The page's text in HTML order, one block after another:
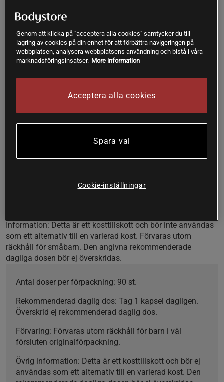
Vitamin-D bildas i huden när den exponeras för solens UV-
strålar. Vi som bor i de mörka nordiska länderna får inte
tillräckligt med sol och bildar därför lite D-vitamin. Detta gör
att en övervägande majoritet av Sveriges befolkning har
brist på denna viktiga vitamin.
För bevarande av normalt immunförsvar
50 μg/ kapsel
bevara normal muskel- och immunsystemsfunktion.
Star Nutritions extra starka vitamin-D ger hela 2000 IU (50
Rekommenderad daglig dos:1 kapsel (50 µg / 2000 IU,
Information: Detta är ett kosttillskott och bör inte användas
som ett alternativ till en varierad kost. Förvaras utom
räckhåll för småbarn. Den angivna rekommenderade
dagliga dosen bör ej överskridas.
Antal doser per förpackning: 90 st.
Rekommenderad daglig dos: Tag 1 kapsel dagligen.
Överskrid ej rekommenderad daglig dos.
Förvaring: Förvaras utom räckhåll för barn i väl
försluten originalförpackning.
Övrig information: Detta är ett kosttillskott och bör ej
användas som ett alternativ till en varierad kost. Den
Genom att klicka på "acceptera alla cookies" samtycker du till
lagring av cookies på din enhet för att förbättra navigeringen på
webbplatsen, analysera webbplatsens användning och bistå i våra
marknadsföringsinsatser. More information
Acceptera alla cookies
Spara val
Cookie-inställningar